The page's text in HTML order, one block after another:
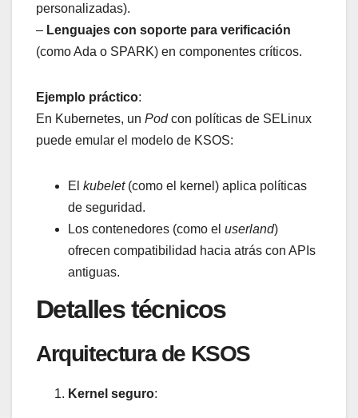
personalizadas).
– Lenguajes con soporte para verificación
(como Ada o SPARK) en componentes críticos.
Ejemplo práctico:
En Kubernetes, un Podcon políticas de SELinux
puede emular el modelo de KSOS:
El kubelet(como el kernel) aplica políticas
de seguridad.
Los contenedores (como el userland)
ofrecen compatibilidad hacia atrás con APIs
antiguas.
Detalles técnicos
Arquitectura de KSOS
Kernel seguro: